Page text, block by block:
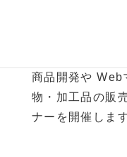
商品開発や Web
物・加工品の販
ナーを開催します